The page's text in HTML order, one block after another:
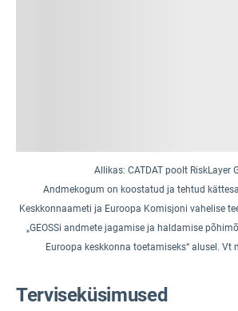
Allikas: CATDAT poolt RiskLayer
Andmekogum on koostatud ja tehtud
Keskkonnaameti ja Euroopa Komisjoni vahelise
„GEOSSi andmete jagamise ja haldamise
Euroopa keskkonna toetamiseks“ alusel. Vt
Terviseküsimused